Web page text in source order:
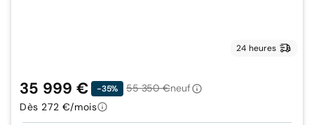
24 heures
35 999 € -35% 55 350 €neuf
Dès 272 €/mois